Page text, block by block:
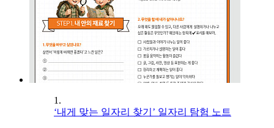
1.
‘내게 맞는 일자리 찾기’ 일자리 탐험 노트